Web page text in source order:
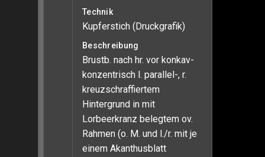
Technik
Kupferstich (Druckgrafik)
Beschreibung
Brustb. nach hr. vor konkav-
konzentrisch l. parallel-, r.
kreuzschraffiertem
Hintergrund in mit
Lorbeerkranz belegtem ov.
Rahmen (o. M. und l./r. mit je
einem Akanthusblatt